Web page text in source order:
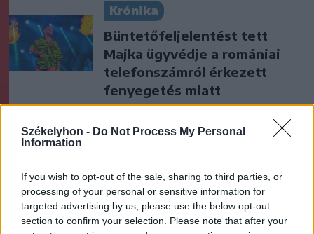
Székelyhon - Do Not Process My Personal
Information
If you wish to opt-out of the sale, sharing to third parties, or
processing of your personal or sensitive information for
targeted advertising by us, please use the below opt-out
section to confirm your selection. Please note that after your
Krónika
Büntetőfeljelentést tett
Majka ügyvédje a romániai
telefonszámról érkezett
fenyegetés miatt
Székely Sport
Győr és a Loki is
Nőileg